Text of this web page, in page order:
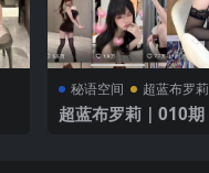
秘语空间 超蓝布罗莉
超蓝布罗莉｜010